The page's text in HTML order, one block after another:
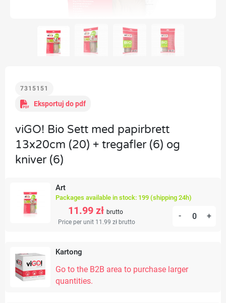
7315151
Eksportuj do pdf
viGO! Bio Sett med papirbrett
13x20cm (20) + tregafler (6) og
kniver (6)
Art
Packages available in stock: 199 (shipping 24h)
11.99 zł brutto
Price per unit 11.99 zł brutto
- +
Kartong
Go to the B2B area to purchase larger
quantities.